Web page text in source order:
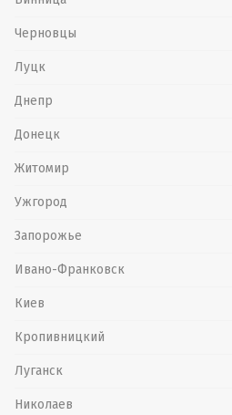
Черновцы
Луцк
Днепр
Донецк
Житомир
Ужгород
Запорожье
Ивано-Франковск
Киев
Кропивницкий
Луганск
Николаев